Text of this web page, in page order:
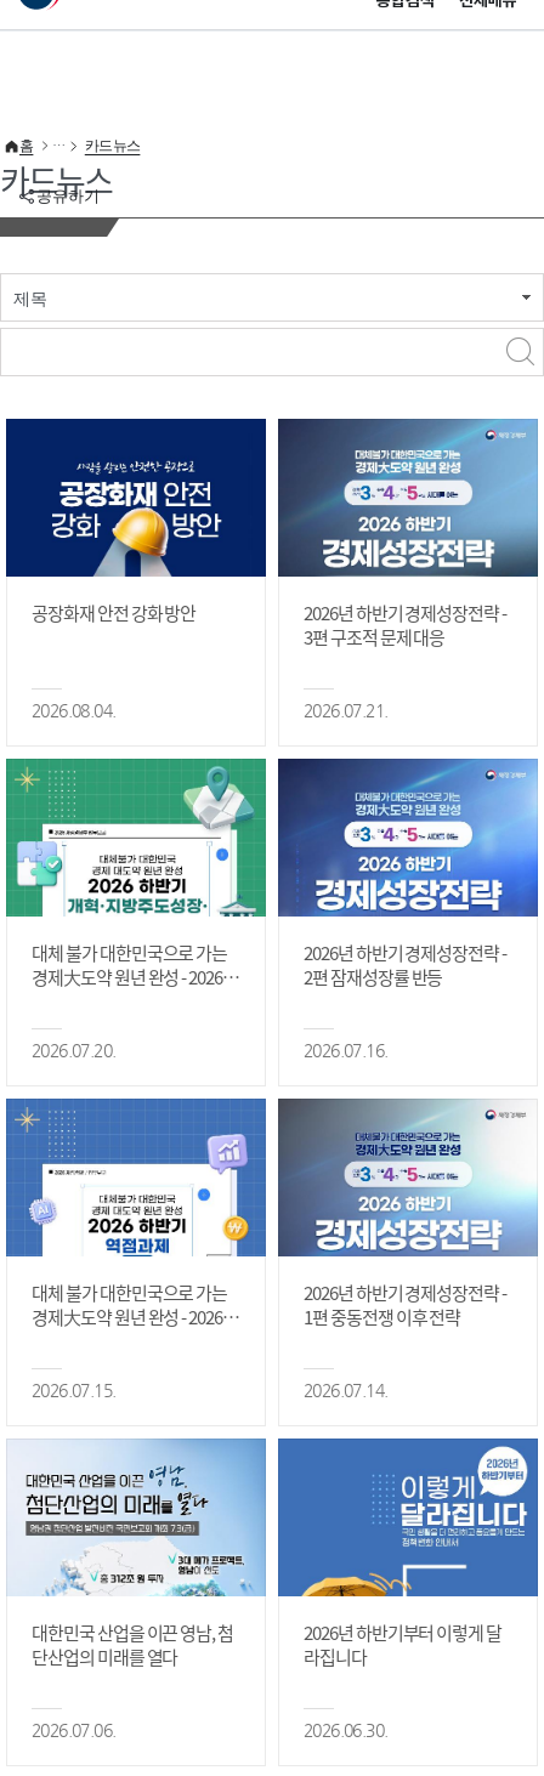
이 누리집은 대한민국 공식 전자정부 누리집입니다.
공유하기
홈 카드뉴스
카드뉴스
제목
공장화재 안전 강화 방안
2026.08.04.
2026년 하반기 경제성장전략 -
3편 구조적 문제 대응
2026.07.21.
대체 불가 대한민국으로 가는
경제大도약 원년 완성 - 2026 하
정상화 #2편
2026.07.20.
2026년 하반기 경제성장전략 -
2편 잠재성장률 반등
2026.07.16.
대체 불가 대한민국으로 가는
경제大도약 원년 완성 - 2026 하
2026.07.15.
2026년 하반기 경제성장전략 -
1편 중동전쟁 이후 전략
2026.07.14.
대한민국 산업을 이끈 영남, 첨
단산업의 미래를 열다
2026.07.06.
2026년 하반기부터 이렇게 달
라집니다
2026.06.30.